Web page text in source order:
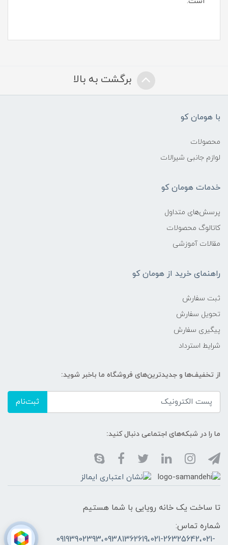
برگشت به بالا
با هومان کو
محصولات
لوازم جانبی شیرالات
خدمات هومان کو
پرسش‌های متداول
کاتالوگ محصولات
مقالات آموزشی
راهنمای خرید از هومان کو
ثبت سفارش
تحویل سفارش
پیگیری سفارش
شرایط استرداد
از تخفیف‌ها و جدیدترین‌های فروشگاه ما باخبر شوید:
ثبت‌نام
ما را در شبکه‌های اجتماعی دنبال کنید:
تا ساخت یک خانه رویایی با شما هستیم
شماره تماس:
09193902393،09381362619،021-26325642،021-